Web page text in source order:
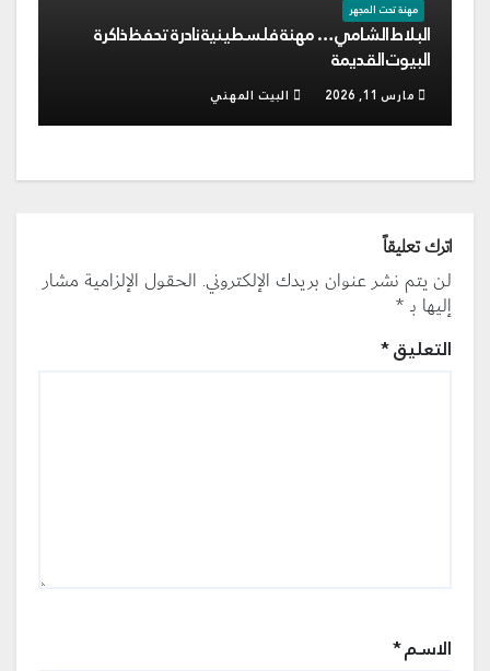
مهنة تحت المجهر
البلاط الشامي… مهنة فلسطينية نادرة تحفظ ذاكرة
البيوت القديمة
مارس 11, 2026 البيت المهني
اترك تعليقاً
لن يتم نشر عنوان بريدك الإلكتروني. الحقول الإلزامية مشار
إليها بـ *
التعليق*
الاسم*